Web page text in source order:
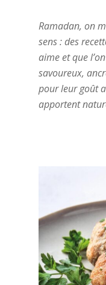
Ramadan, on
sens : des
aime et que
savoureux,
pour leur goût
apportent